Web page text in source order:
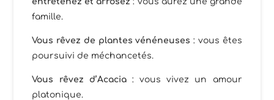
famille.
Vous rêvez de plantes vénéneuses : vous êtes
poursuivi de méchancetés.
Vous rêvez d’Acacia: vous vivez un amour
platonique.